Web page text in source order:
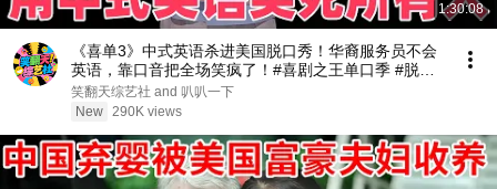
1:30:08
《喜单3》中式英语杀进美国脱口秀！华裔服务员不会
英语，靠口音把全场笑疯了！#喜剧之王单口季 #脱口
秀 #搞笑 #喜剧 #funny #综艺
笑翻天综艺社 and 叭叭一下
New 290K views